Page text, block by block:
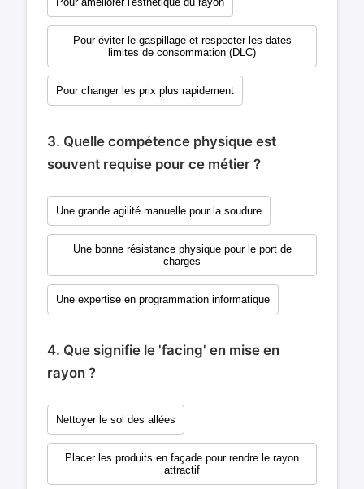
Pour éviter le gaspillage et respecter les dates
limites de consommation (DLC)
Pour changer les prix plus rapidement
3. Quelle compétence physique est
souvent requise pour ce métier ?
Une grande agilité manuelle pour la soudure
Une bonne résistance physique pour le port de
charges
Une expertise en programmation informatique
4. Que signifie le 'facing' en mise en
rayon ?
Nettoyer le sol des allées
Placer les produits en façade pour rendre le rayon
attractif